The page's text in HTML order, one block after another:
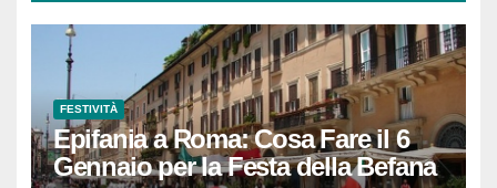
FESTIVITÀ
Epifania a Roma: Cosa Fare il 6
Gennaio per la Festa della Befana